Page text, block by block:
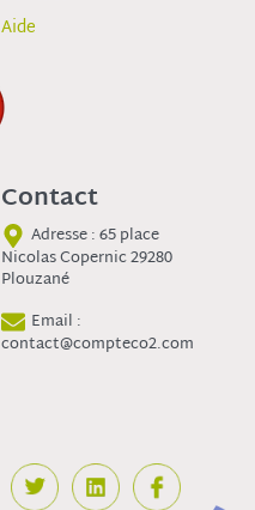
Aide
Contact
Adresse : 65 place
Nicolas Copernic 29280
Plouzané
Email :
contact@compteco2.com